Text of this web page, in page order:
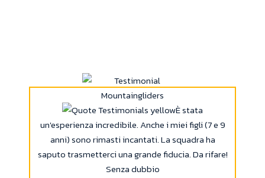
È stata
un'esperienza incredibile. Anche i miei figli (7 e 9
anni) sono rimasti incantati. La squadra ha
saputo trasmetterci una grande fiducia. Da rifare!
Senza dubbio